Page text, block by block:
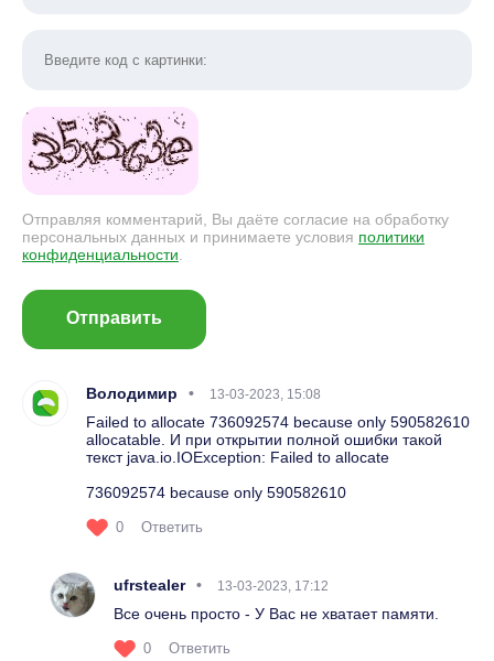
Отправляя комментарий, Вы даёте согласие на обработку
персональных данных и принимаете условия политики
конфиденциальности
Отправить
Володимир 13-03-2023, 15:08
Failed to allocate 736092574 because only 590582610
allocatable. И при открытии полной ошибки такой
текст java.io.IOException: Failed to allocate
736092574 because only 590582610
0 Ответить
ufrstealer 13-03-2023, 17:12
Все очень просто - У Вас не хватает памяти.
0 Ответить